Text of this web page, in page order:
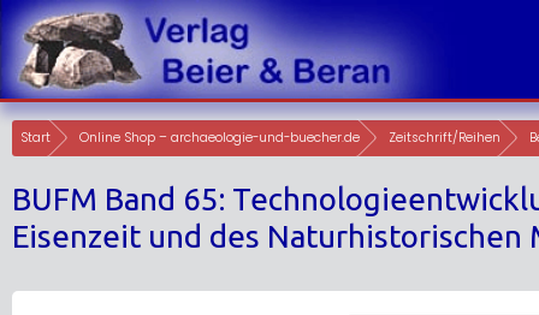
Skip
to
content
Start Online Shop – archaeologie-und-buecher.de Zeitschrift/Reihen
BUFM Band 65:
Eisenzeit und des